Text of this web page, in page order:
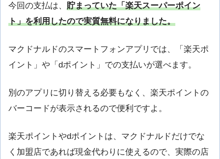
今回の支払は、 貯まっていた「楽天スーパーポイン
ト」を利用したので実質無料になりました。
マクドナルドのスマートフォンアプリでは、「楽天ポ
イント」や「dポイント」での支払いが選べます。
別のアプリに切り替える必要もなく、楽天ポイントの
バーコードが表示されるので便利ですよ。
楽天ポイントやdポイントは、マクドナルドだけでな
く加盟店であれば現金代わりに使えるので、実際の店